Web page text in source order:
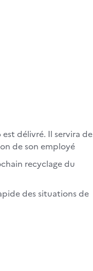
délivré. Il servira de
de son employé
recyclage du
des situations de